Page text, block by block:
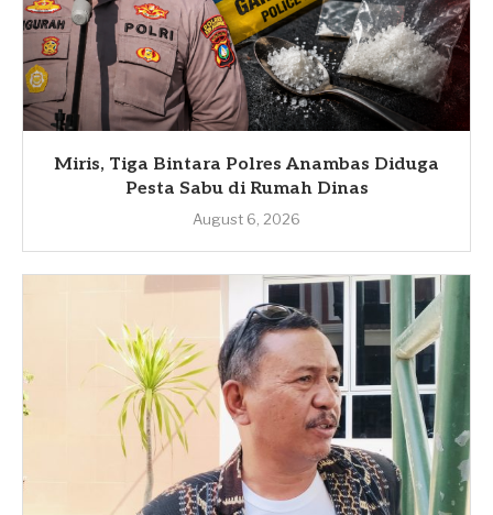
Miris, Tiga Bintara Polres Anambas Diduga
Pesta Sabu di Rumah Dinas
August 6, 2026